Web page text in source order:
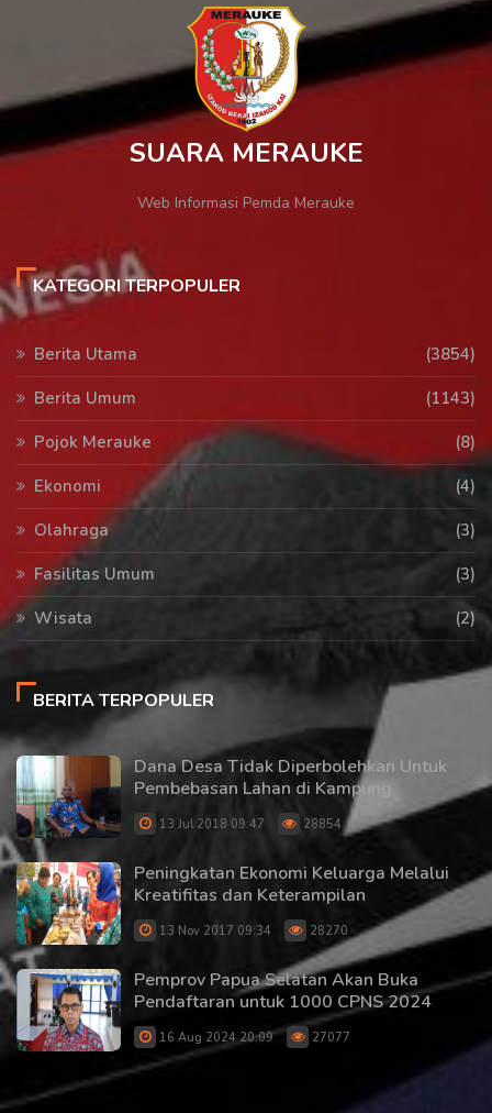
SUARA MERAUKE
Web Informasi Pemda Merauke
KATEGORI TERPOPULER
Berita Utama
(3854)
Berita Umum
(1143)
Pojok Merauke
(8)
Ekonomi
(4)
Olahraga
(3)
Fasilitas Umum
(3)
Wisata
(2)
BERITA TERPOPULER
Dana Desa Tidak Diperbolehkan Untuk
Pembebasan Lahan di Kampung
13 Jul 2018 09:47 28854
Peningkatan Ekonomi Keluarga Melalui
Kreatifitas dan Keterampilan
13 Nov 2017 09:34 28270
Pemprov Papua Selatan Akan Buka
Pendaftaran untuk 1000 CPNS 2024
16 Aug 2024 20:09 27077